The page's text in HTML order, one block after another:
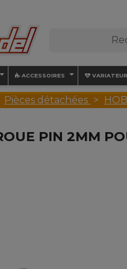
ACCESSOIRES
Pièces détachées
PIN 2MM